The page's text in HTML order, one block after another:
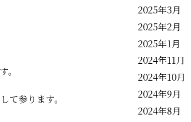
て参ります。
2025年3月
2025年2月
2025年1月
2024年11月
2024年10月
2024年9月
2024年8月